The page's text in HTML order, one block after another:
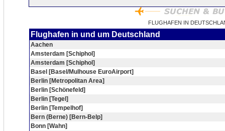
FLUGHAFEN IN
Flughafen in und um Deutschland
Aachen
Amsterdam [Schiphol]
Amsterdam [Schiphol]
Basel [Basel/Mulhouse EuroAirport]
Berlin [Metropolitan Area]
Berlin [Schönefeld]
Berlin [Tegel]
Berlin [Tempelhof]
Bern (Berne) [Bern-Belp]
Bonn [Wahn]